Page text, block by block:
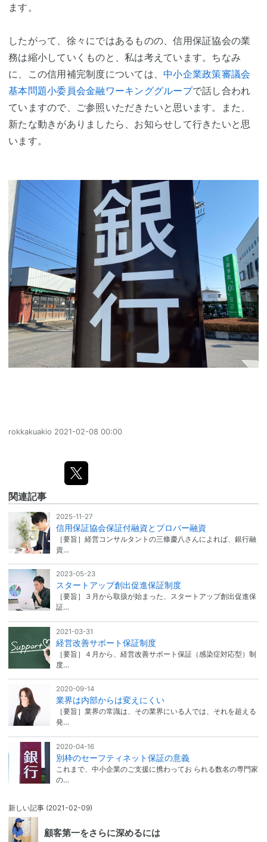
ます。
したがって、徐々にではあるものの、信用保証協会の業
務は縮小していくものと、私は考えています。ちなみ
に、この信用補完制度については、 中小企業政策審議会
基本問題小委員会金融ワーキンググループで話し合われ
ていますので、ご参照いただきたいと思います。また、
新たな動きがありましたら、お知らせして行きたいと思
います。
rokkakuakio 2021-02-08 00:00
関連記事
2025-11-27
信用保証協会保証付融資とプロパー融資
［要旨］経営コンサルタントの三條慶八さんによれば、銀行融
資…
2023-05-23
スタートアップ創出促進保証制度
［要旨］３月から取扱が始まった、スタートアップ創出促進保
証…
2021-03-31
経営改善サポート保証制度
［要旨］４月から、経営改善サポート保証（感染症対応型）制
度…
2020-09-14
業界は内部からは変えにくい
［要旨］業界の常識は、その業界にいる人では、それを超える
発…
2020-04-16
別枠のセーフティネット保証の意義
これまで、中小企業のご支援に携わってお られる数名の専門家
の…
新しい記事 (2021-02-09)
顧客第一をさらに深めるには